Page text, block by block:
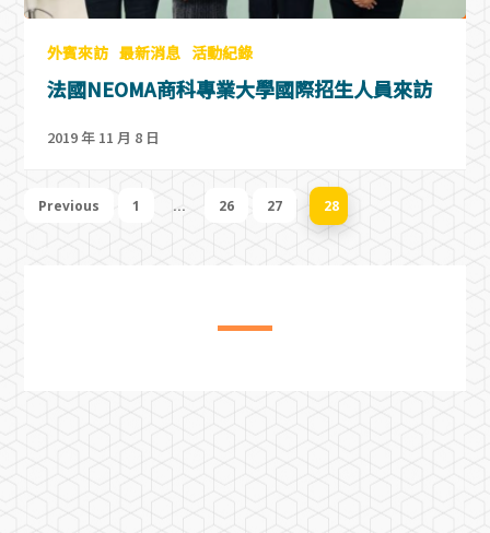
外賓來訪 最新消息 活動紀錄
法國NEOMA商科專業大學國際招生人員來訪
2019 年 11 月 8 日
Previous 1 ... 26 27 28